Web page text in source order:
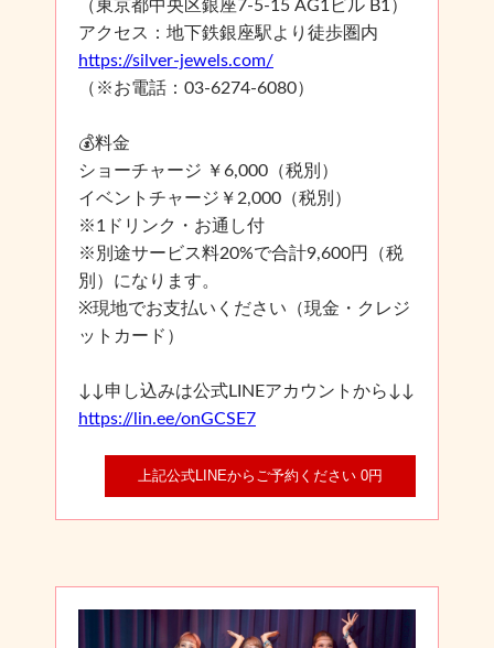
（東京都中央区銀座7-5-15 AG1ビル B1）
アクセス：地下鉄銀座駅より徒歩圏内
https://silver-jewels.com/
（※お電話：03-6274-6080）
💰料金
ショーチャージ ￥6,000（税別）
イベントチャージ￥2,000（税別）
※1ドリンク・お通し付
※別途サービス料20%で合計9,600円（税
別）になります。
※現地でお支払いください（現金・クレジ
ットカード）
↓↓申し込みは公式LINEアカウントから↓↓
https://lin.ee/onGCSE7
上記公式LINEからご予約ください 0円